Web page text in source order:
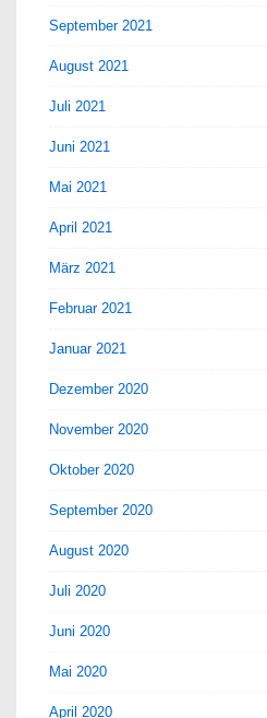
September 2021
August 2021
Juli 2021
Juni 2021
Mai 2021
April 2021
März 2021
Februar 2021
Januar 2021
Dezember 2020
November 2020
Oktober 2020
September 2020
August 2020
Juli 2020
Juni 2020
Mai 2020
April 2020